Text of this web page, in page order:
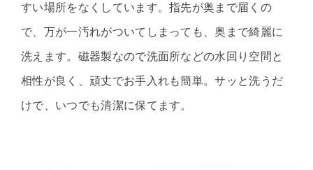
すい場所をなくしています。指先が奥まで届くの
で、万が一汚れがついてしまっても、奥まで綺麗に
洗えます。磁器製なので洗面所などの水回り空間と
相性が良く、頑丈でお手入れも簡単。サッと洗うだ
けで、いつでも清潔に保てます。